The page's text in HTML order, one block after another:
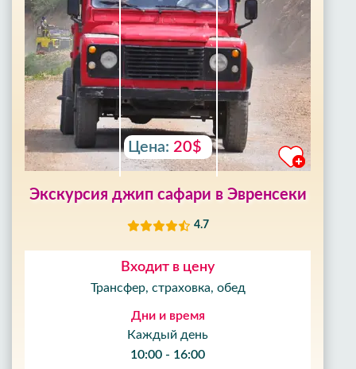
Цена: 20$
Экскурсия джип сафари в Эвренсеки
4.7
Входит в цену
Трансфер, страховка, обед
Дни и время
Каждый день
10:00 - 16:00